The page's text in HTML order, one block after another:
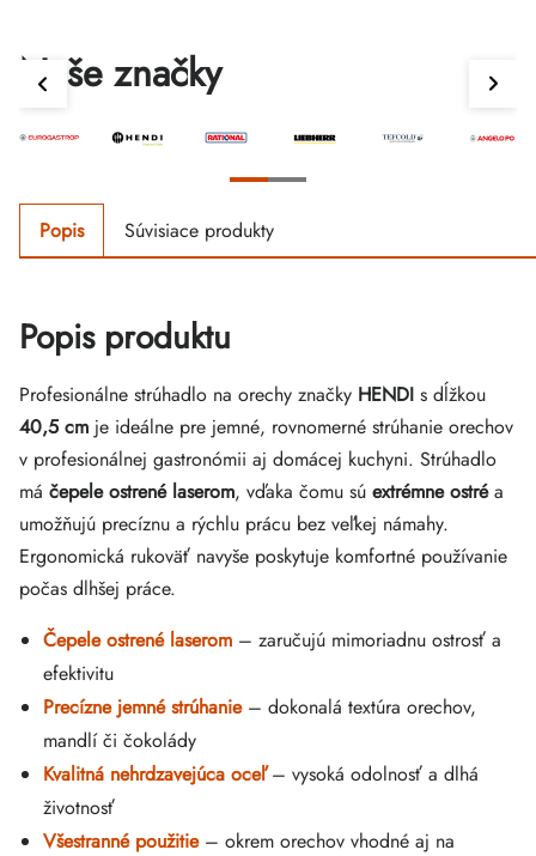
Naše značky
Popis Súvisiace produkty
Popis produktu
Profesionálne strúhadlo na orechy značky HENDI s dĺžkou
40,5 cm je ideálne pre jemné, rovnomerné strúhanie orechov
v profesionálnej gastronómii aj domácej kuchyni. Strúhadlo
má čepele ostrené laserom, vďaka čomu sú extrémne ostréa
umožňujú precíznu a rýchlu prácu bez veľkej námahy.
Ergonomická rukoväť navyše poskytuje komfortné používanie
počas dlhšej práce.
Čepele ostrené laserom – zaručujú mimoriadnu ostrosť a
efektivitu
Precízne jemné strúhanie– dokonalá textúra orechov,
mandlí či čokolády
Kvalitná nehrdzavejúca oceľ– vysoká odolnosť a dlhá
životnosť
Všestranné použitie– okrem orechov vhodné aj na